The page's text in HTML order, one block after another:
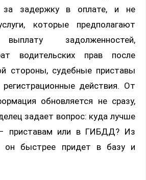
задержку в оплате, и не
которые предполагают
выплату задолженностей,
водительских прав после
стороны, судебные приставы
действия. От
обновляется не сразу,
задает вопрос: куда лучше
приставам или в ГИБДД? Из
он быстрее придет в базу и